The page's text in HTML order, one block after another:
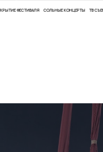
ФЕСТИВАЛЯ СОЛЬНЫЕ КОНЦЕРТЫ ТВ СЪЕМКИ